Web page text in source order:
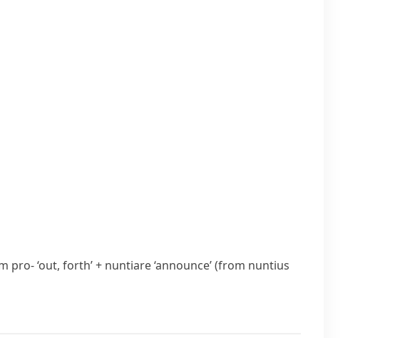
pro-‘out, forth’ + nuntiare‘announce’ (from nuntius